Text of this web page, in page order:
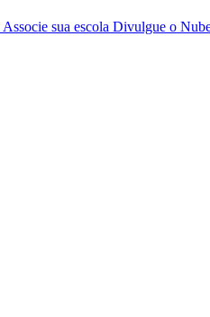
Associe sua escola Divulgue o